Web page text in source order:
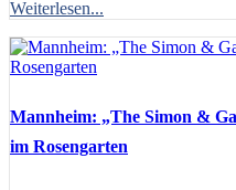
Weiterlesen...
Mannheim: „The Simon &
im Rosengarten